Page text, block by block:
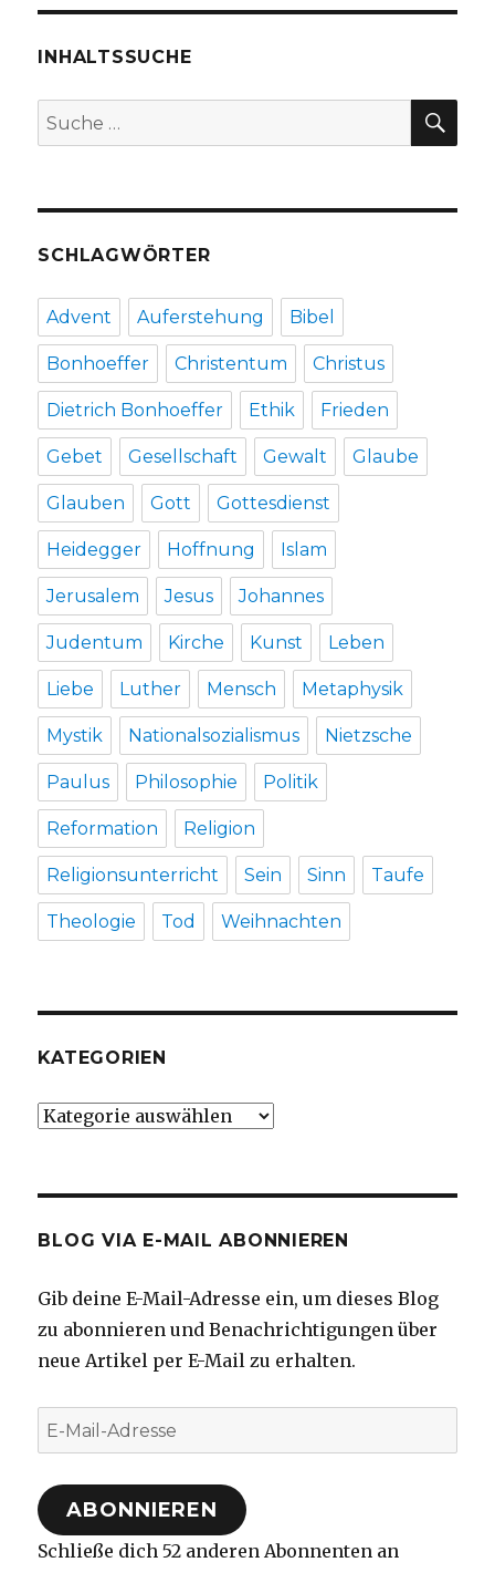
Christoph
Welver
INHALTSSUCHE
Suche
nach:
SCHLAGWÖRTER
Advent Auferstehung Bibel
Bonhoeffer Christentum Christus
Dietrich Bonhoeffer Ethik Frieden
Gebet Gesellschaft Gewalt Glaube
Glauben Gott Gottesdienst
Heidegger Hoffnung Islam
Jerusalem Jesus Johannes
Judentum Kirche Kunst Leben
Liebe Luther Mensch Metaphysik
Mystik Nationalsozialismus Nietzsche
Paulus Philosophie Politik
Reformation Religion
Religionsunterricht Sein Sinn Taufe
Theologie Tod Weihnachten
KATEGORIEN
Kategorien
BLOG VIA E-MAIL ABONNIEREN
Gib deine E-Mail-Adresse ein, um dieses Blog
zu abonnieren und Benachrichtigungen über
neue Artikel per E-Mail zu erhalten.
E-
Mail-
Adresse
ABONNIEREN
Schließe dich 52 anderen Abonnenten an